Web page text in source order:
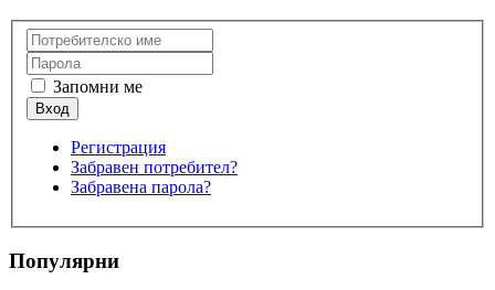
Запомни ме
Регистрация
Забравен потребител?
Забравена парола?
Популярни